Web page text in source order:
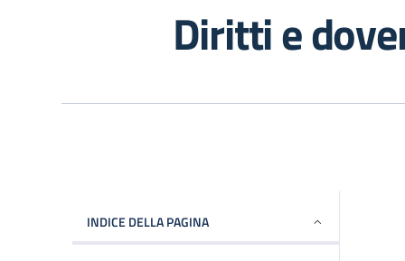
Diritti e
INDICE DELLA PAGINA